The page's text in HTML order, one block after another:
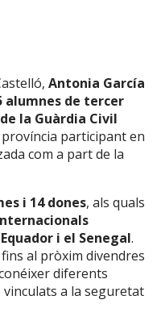
Antonia García
alumnes de tercer
la Guàrdia Civil
participant en
com a part de la
i 14 dones, als quals
i el Senegal.
al pròxim divendres
diferents
a la seguretat